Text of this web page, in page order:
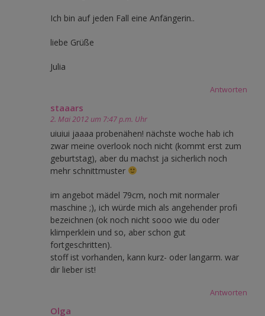
Ich bin auf jeden Fall eine Anfängerin..
liebe Grüße
Julia
Antworten
staaars
2. Mai 2012 um 7:47 p.m. Uhr
uiuiui jaaaa probenähen! nächste woche hab ich
zwar meine overlook noch nicht (kommt erst zum
geburtstag), aber du machst ja sicherlich noch
mehr schnittmuster
im angebot mädel 79cm, noch mit normaler
maschine ;), ich würde mich als angehender profi
bezeichnen (ok noch nicht sooo wie du oder
klimperklein und so, aber schon gut
fortgeschritten).
stoff ist vorhanden, kann kurz- oder langarm. war
dir lieber ist!
Antworten
Olga